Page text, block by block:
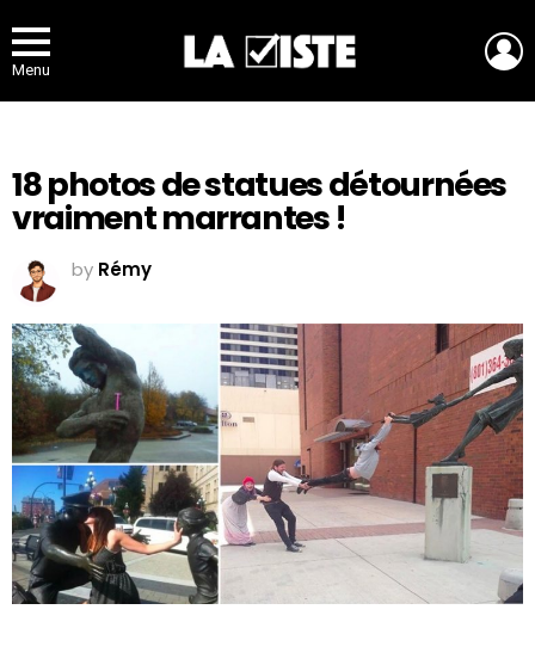
Menu
18 photos de statues détournées
vraiment marrantes !
by Rémy